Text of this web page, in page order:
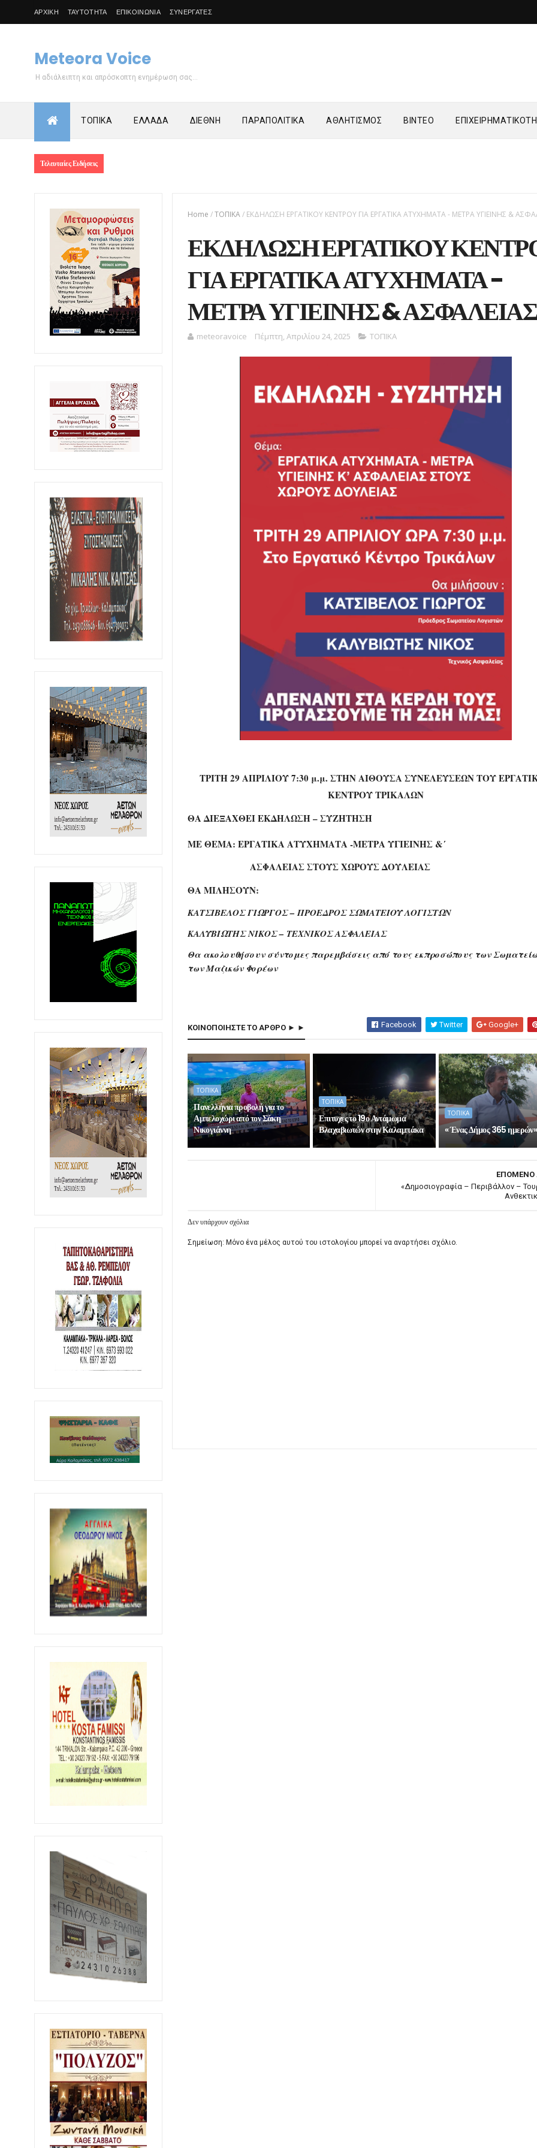
ΑΡΧΙΚΗ ΤΑΥΤΟΤΗΤΑ ΕΠΙΚΟΙΝΩΝΙΑ ΣΥΝΕΡΓΑΤΕΣ
Meteora Voice
Η αδιάλειπτη και απρόσκοπτη ενημέρωση σας...
ΤΟΠΙΚΑ ΕΛΛΑΔΑ ΔΙΕΘΝΗ ΠΑΡΑΠΟΛΙΤΙΚΑ ΑΘΛΗΤΙΣΜΟΣ ΒΙΝΤΕΟ
Τελευταίες Ειδήσεις
Home /ΤΟΠΙΚΑ/ ΕΚΔΗΛΩΣΗ ΕΡΓΑΤΙΚΟΥ ΚΕΝΤΡΟΥ ΓΙΑ ΕΡΓΑΤΙΚΑ ΑΤΥΧΗΜΑΤΑ - ΜΕΤΡΑ ΥΓΙΕΙΝΗΣ &
ΕΚΔΗΛΩΣΗ ΕΡΓΑΤΙΚΟΥ
ΓΙΑ ΕΡΓΑΤΙΚΑ ΑΤΥΧΗΜΑΤΑ -
ΜΕΤΡΑ ΥΓΙΕΙΝΗΣ & ΑΣΦΑΛΕΙΑΣ
meteoravoice Πέμπτη, Απριλίου 24, 2025 ΤΟΠΙΚΑ
ΤΡΙΤΗ 29 ΑΠΡΙΛΙΟΥ 7:30 μ.μ. ΣΤΗΝ ΑΙΘΟΥΣΑ ΣΥΝΕΛΕΥΣΕΩΝ ΤΟΥ
ΚΕΝΤΡΟΥ ΤΡΙΚΑΛΩΝ
ΘΑ ΔΙΕΞΑΧΘΕΙ ΕΚΔΗΛΩΣΗ – ΣΥΖΗΤΗΣΗ
ΜΕ ΘΕΜΑ: ΕΡΓΑΤΙΚΑ ΑΤΥΧΗΜΑΤΑ -ΜΕΤΡΑ ΥΓΙΕΙΝΗΣ &΄
ΑΣΦΑΛΕΙΑΣ ΣΤΟΥΣ ΧΩΡΟΥΣ ΔΟΥΛΕΙΑΣ
ΘΑ ΜΙΛΗΣΟΥΝ:
ΚΑΤΣΙΒΕΛΟΣ ΓΙΩΡΓΟΣ – ΠΡΟΕΔΡΟΣ ΣΩΜΑΤΕΙΟΥ ΛΟΓΙΣΤΩΝ
ΚΑΛΥΒΙΩΤΗΣ ΝΙΚΟΣ – ΤΕΧΝΙΚΟΣ ΑΣΦΑΛΕΙΑΣ
Θα ακολουθήσουν σύντομες παρεμβάσεις από τους εκπροσώπους των
των Μαζικών Φορέων
ΚΟΙΝΟΠΟΙΗΣΤΕ ΤΟ ΑΡΘΡΟ ► ► Facebook Twitter Google+
ΤΟΠΙΚΑ
Πανελλήνια προβολή για το
Αμπελοχώρι από τον Σάκη
Νικογιάννη
ΤΟΠΙΚΑ
Επιτυχες το 19ο Αντάμωμα
Βλαχαβιωτών στην Καλαμπάκα
ΤΟΠΙΚΑ
« Ένας Δήμος 365 ημερών»
ΕΠΟΜΕΝΟ
«Δημοσιογραφία – Περιβάλλον –
Δεν υπάρχουν σχόλια
Σημείωση: Μόνο ένα μέλος αυτού του ιστολογίου μπορεί να αναρτήσει σχόλιο.